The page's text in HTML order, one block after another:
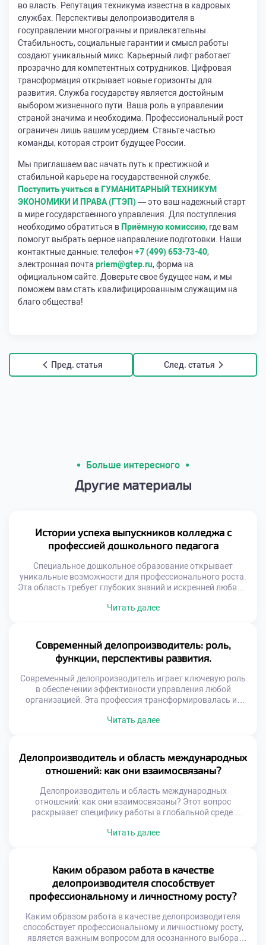
во власть. Репутация техникума известна в кадровых
службах. Перспективы делопроизводителя в
госуправлении многогранны и привлекательны.
Стабильность, социальные гарантии и смысл работы
создают уникальный микс. Карьерный лифт работает
прозрачно для компетентных сотрудников. Цифровая
трансформация открывает новые горизонты для
развития. Служба государству является достойным
выбором жизненного пути. Ваша роль в управлении
страной значима и необходима. Профессиональный рост
ограничен лишь вашим усердием. Станьте частью
команды, которая строит будущее России.
Мы приглашаем вас начать путь к престижной и
стабильной карьере на государственной службе.
Поступить учиться в ГУМАНИТАРНЫЙ ТЕХНИКУМ
ЭКОНОМИКИ И ПРАВА (ГТЭП)— это ваш надежный старт
в мире государственного управления. Для поступления
необходимо обратиться в Приёмную комиссию, где вам
помогут выбрать верное направление подготовки. Наши
контактные данные: телефон +7 (499) 653-73-40,
электронная почта priem@gtep.ru, форма на
официальном сайте. Доверьте свое будущее нам, и мы
поможем вам стать квалифицированным служащим на
благо общества!
Пред. статья След. статья
Больше интересного
Другие материалы
Истории успеха выпускников колледжа с
профессией дошкольного педагога
Специальное дошкольное образование открывает
уникальные возможности для профессионального роста.
Эта область требует глубоких знаний и искренней любви к
наставниками для маленьких личностей. Их труд
уважаемой в обществе. Сегодня спрос на
квалифицированных специалистов только возрастает.
Родители ищут лучших воспитателей для […]
Читать далее
Современный делопроизводитель: роль,
функции, перспективы развития.
Современный делопроизводитель играет ключевую роль
в обеспечении эффективности управления любой
организацией. Эта профессия трансформировалась из
бизнеса. Специалист сегодня управляет
компетенций зависит скорость принятия решений и
качество корпоративных коммуникаций. Функционал
документаведа вышел далеко за рамки простой
регистрации бумаг и архивирования. Цифровизация […]
Читать далее
Делопроизводитель и область международных
отношений: как они взаимосвязаны?
Делопроизводитель и область международных
отношений: как они взаимосвязаны? Этот вопрос
раскрывает специфику работы в глобальной среде.
деятельности имеет уникальные стандарты. Специалист
гарантирует успех трансграничных сделок. Понимание
этой связи необходимо для эффективной международной
коммуникации. Международный документооборот
регулируется сложной системой норм. Национальные
Читать далее
Каким образом работа в качестве
делопроизводителя способствует
профессиональному и личностному росту?
Каким образом работа в качестве делопроизводителя
способствует профессиональному и личностному росту,
является важным вопросом для осознанного выбора